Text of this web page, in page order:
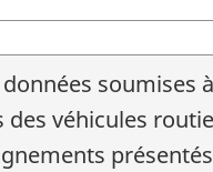
soumises
véhicules